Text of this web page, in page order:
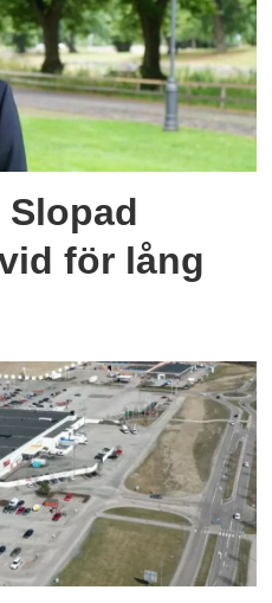
Slopad
för lång